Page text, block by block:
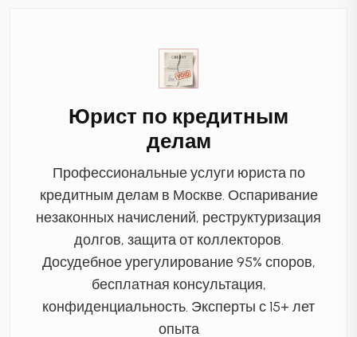
Юрист по кредитным
делам
Профессиональные услуги юриста по
кредитным делам в Москве. Оспаривание
незаконных начислений, реструктуризация
долгов, защита от коллекторов.
Досудебное урегулирование 95% споров,
бесплатная консультация,
конфиденциальность. Эксперты с 15+ лет
опыта